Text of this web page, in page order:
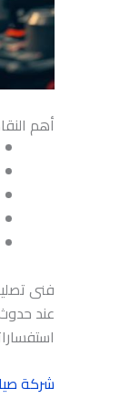
أهم
فنى
عند
شركة